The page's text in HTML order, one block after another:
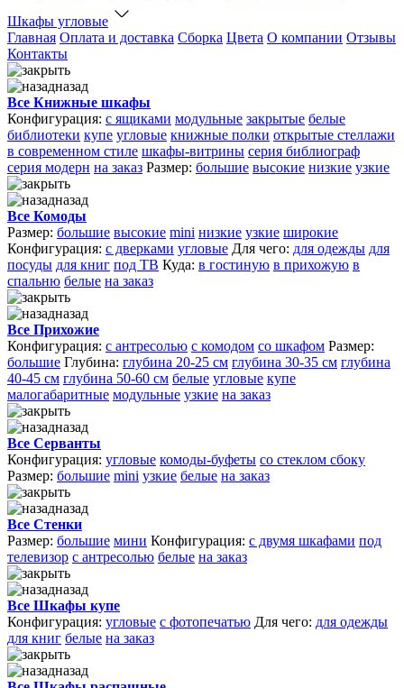
Шкафы угловые
Главная Оплата и доставка Сборка Цвета О компании Отзывы
Контакты
назад
Все Книжные шкафы
Конфигурация: с ящиками модульные закрытые белые
библиотеки купе угловые книжные полки открытые стеллажи
в современном стиле шкафы-витрины серия библиограф
серия модерн на заказ Размер: большие высокие низкие узкие
назад
Все Комоды
Размер: большие высокие mini низкие узкие широкие
Конфигурация: с дверками угловые Для чего: для одежды для
посуды для книг под ТВ Куда: в гостиную в прихожую в
спальню белые на заказ
назад
Все Прихожие
Конфигурация: с антресолью с комодом со шкафом Размер:
большие Глубина: глубина 20-25 см глубина 30-35 см глубина
40-45 см глубина 50-60 см белые угловые купе
малогабаритные модульные узкие на заказ
назад
Все Серванты
Конфигурация: угловые комоды-буфеты со стеклом сбоку
Размер: большие mini узкие белые на заказ
назад
Все Стенки
Размер: большие мини Конфигурация: с двумя шкафами под
телевизор с антресолью белые на заказ
назад
Все Шкафы купе
Конфигурация: угловые с фотопечатью Для чего: для одежды
для книг белые на заказ
назад